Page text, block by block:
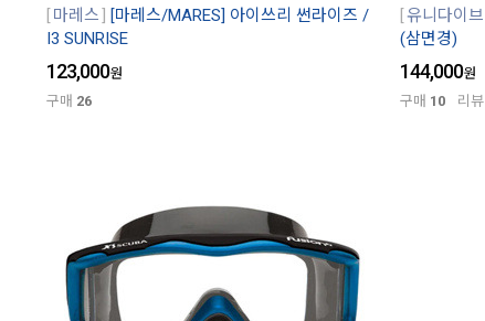
마레스
[마레스/MARES] 아이쓰리 썬라이즈 /
I3 SUNRISE
123,000원
구매 26
유니다이브
(삼면경)
144,000원
구매 10 리뷰